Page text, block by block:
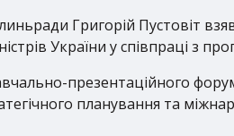
Григорій Пустовіт
України у співпраці з
презентаційного
планування та